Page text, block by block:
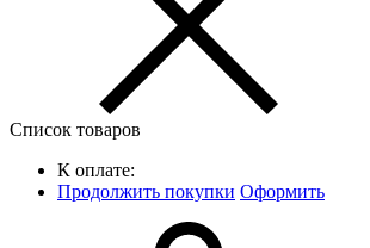
Список товаров
К оплате:
Продолжить покупки Оформить